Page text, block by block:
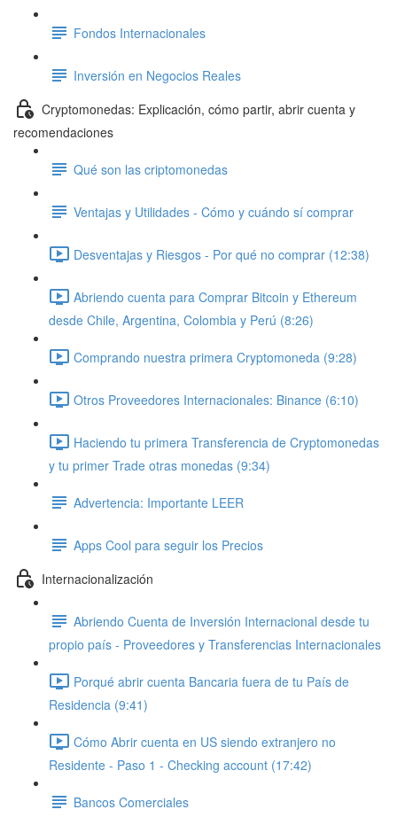
Fondos Internacionales
Inversión en Negocios Reales
Cryptomonedas: Explicación, cómo partir, abrir cuenta y
recomendaciones
Qué son las criptomonedas
Ventajas y Utilidades - Cómo y cuándo sí comprar
Desventajas y Riesgos - Por qué no comprar (12:38)
Abriendo cuenta para Comprar Bitcoin y Ethereum
desde Chile, Argentina, Colombia y Perú (8:26)
Comprando nuestra primera Cryptomoneda (9:28)
Otros Proveedores Internacionales: Binance (6:10)
Haciendo tu primera Transferencia de Cryptomonedas
y tu primer Trade otras monedas (9:34)
Advertencia: Importante LEER
Apps Cool para seguir los Precios
Internacionalización
Abriendo Cuenta de Inversión Internacional desde tu
propio país - Proveedores y Transferencias Internacionales
Porqué abrir cuenta Bancaria fuera de tu País de
Residencia (9:41)
Cómo Abrir cuenta en US siendo extranjero no
Residente - Paso 1 - Checking account (17:42)
Bancos Comerciales